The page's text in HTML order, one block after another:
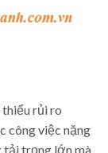
rủi ro
công việc nặng
tải trọng lớn mà